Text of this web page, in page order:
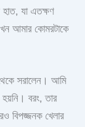
যা এতক্ষণ
আমার কোমরটাকে
সরালেন। আমি
বরং, তার
বিপজ্জনক খেলার